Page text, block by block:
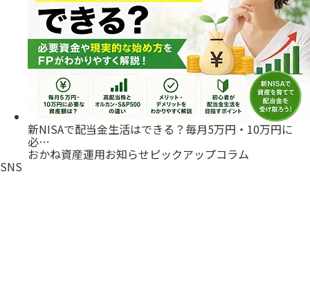
新NISAで配当金生活はできる？毎月5万円・10万円に
必…
おかね資産運用お知らせピックアップコラム
SNS